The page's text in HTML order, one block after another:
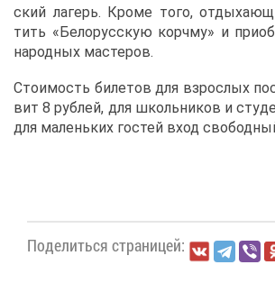
ский ла­герь. Кро­ме то­го,
тить «Бе­ло­рус­скую корч­му» и
на­род­ных ма­сте­ров.
Сто­и­мость би­ле­тов для взрос­лых
вит 8 руб­лей, для школь­ни­ков и
для ма­лень­ких го­стей вход
По­де­лить­ся стра­ни­цей: